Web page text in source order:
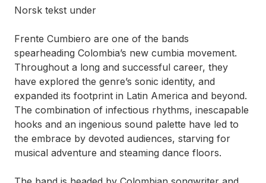
Norsk tekst under
Frente Cumbiero are one of the bands
spearheading Colombia’s new cumbia movement.
Throughout a long and successful career, they
have explored the genre’s sonic identity, and
expanded its footprint in Latin America and beyond.
The combination of infectious rhythms, inescapable
hooks and an ingenious sound palette have led to
the embrace by devoted audiences, starving for
musical adventure and steaming dance floors.